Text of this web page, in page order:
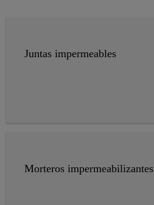
Juntas impermeables
Morteros impermeabilizantes